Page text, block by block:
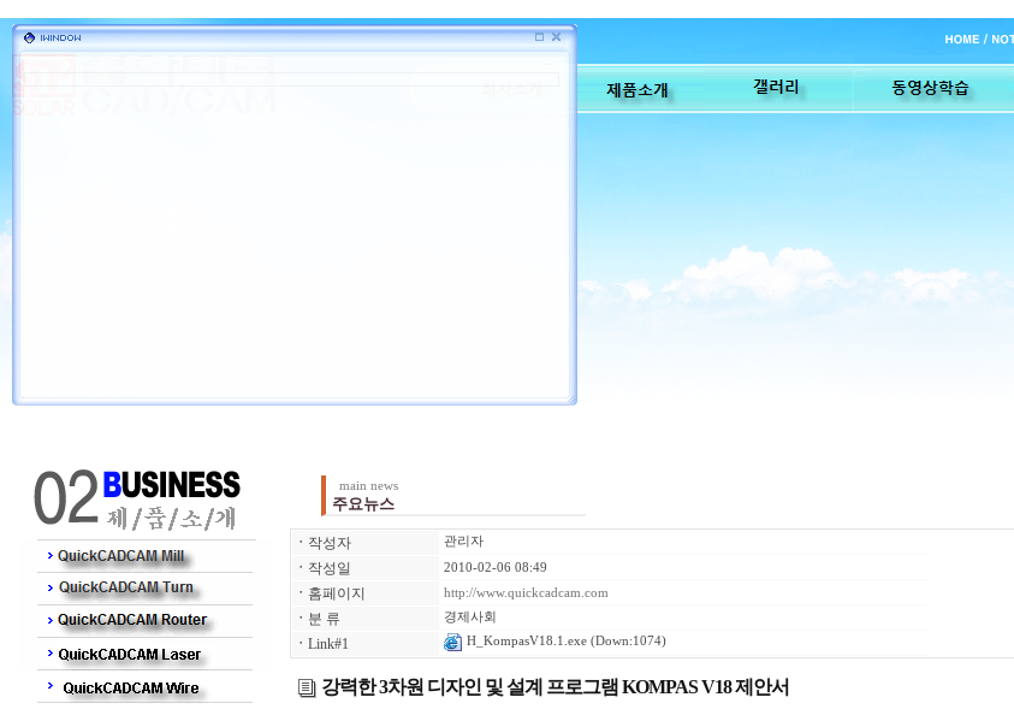
main news
주요뉴스
ㆍ 작성자 관리자
ㆍ 작성일 2010-02-06 08:49
ㆍ 홈페이지 http://www.quickcadcam.com
ㆍ 분 류 경제사회
ㆍLink#1 H_KompasV18.1.exe (Down:1074)
강력한 3차원 디자인 및 설계 프로그램 KOMPAS V18 제안서